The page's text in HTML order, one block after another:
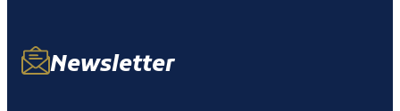
Newsletter